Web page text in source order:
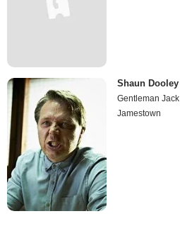
Shaun Dooley
Gentleman Jack
Jamestown